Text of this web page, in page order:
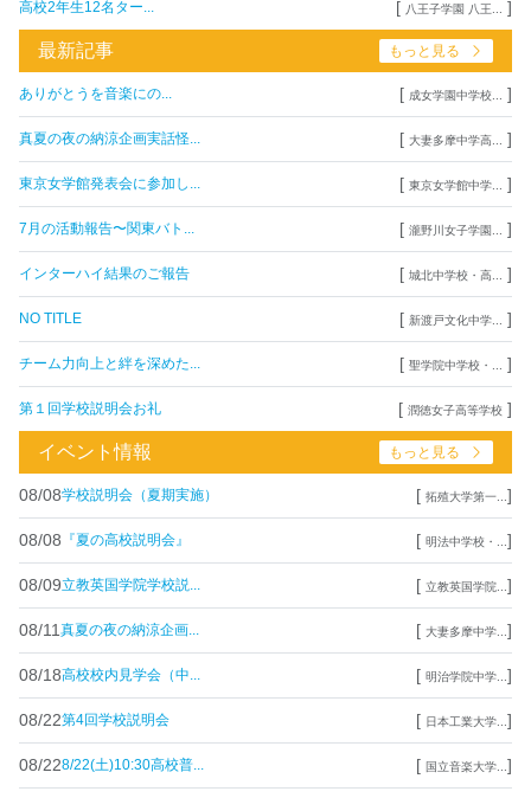
高校2年生12名ター... [ 八王子学園 八王... ]
最新記事 もっと見る
ありがとうを音楽にの... [ 成女学園中学校... ]
真夏の夜の納涼企画実話怪... [ 大妻多摩中学高... ]
東京女学館発表会に参加し... [ 東京女学館中学... ]
7月の活動報告〜関東バト... [ 瀧野川女子学園... ]
インターハイ結果のご報告 [ 城北中学校・高... ]
NO TITLE [ 新渡戸文化中学... ]
チーム力向上と絆を深めた... [ 聖学院中学校・... ]
第１回学校説明会お礼 [ 潤徳女子高等学校 ]
イベント情報 もっと見る
08/08学校説明会（夏期実施） [ 拓殖大学第一... ]
08/08 『夏の高校説明会』 [ 明法中学校・... ]
08/09立教英国学院学校説... [ 立教英国学院... ]
08/11 真夏の夜の納涼企画... [ 大妻多摩中学... ]
08/18高校校内見学会（中... [ 明治学院中学... ]
08/22第4回学校説明会 [ 日本工業大学... ]
08/228/22(土)10:30高校普... [ 国立音楽大学... ]